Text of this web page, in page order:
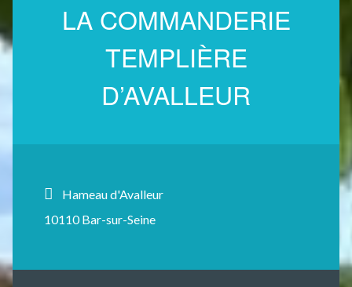
LA COMMANDERIE
TEMPLIÈRE
D’AVALLEUR
Hameau d'Avalleur
10110 Bar-sur-Seine